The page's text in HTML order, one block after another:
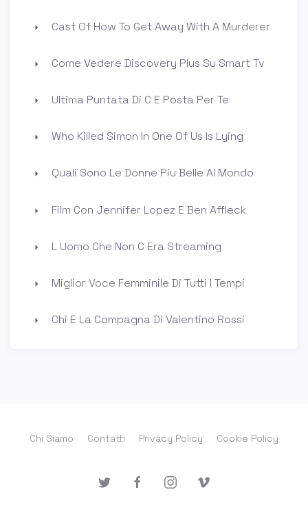
Cast Of How To Get Away With A Murderer
Come Vedere Discovery Plus Su Smart Tv
Ultima Puntata Di C E Posta Per Te
Who Killed Simon In One Of Us Is Lying
Quali Sono Le Donne Piu Belle Al Mondo
Film Con Jennifer Lopez E Ben Affleck
L Uomo Che Non C Era Streaming
Miglior Voce Femminile Di Tutti I Tempi
Chi E La Compagna Di Valentino Rossi
Chi Siamo Contatti Privacy Policy Cookie Policy